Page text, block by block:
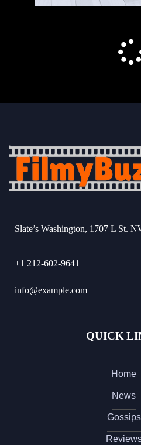
Slate’s Washington, 1707 L St.
+1 212-602-9641
info@example.com
QUICK
Home
News
Gossips